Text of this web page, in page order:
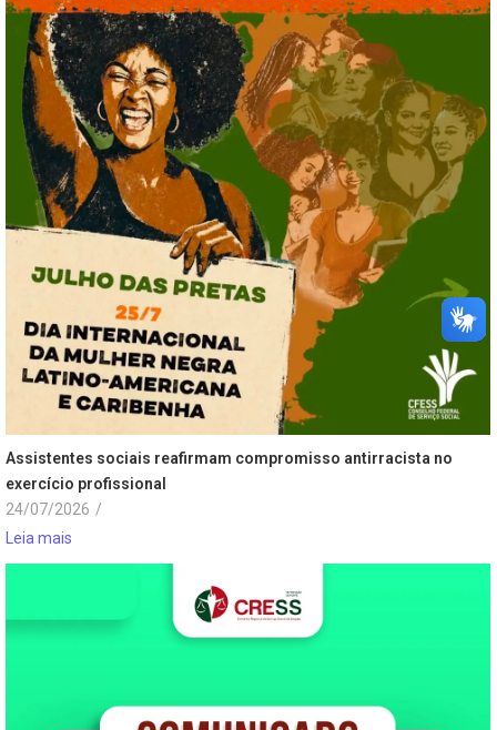
Assistentes sociais reafirmam compromisso antirracista no
exercício profissional
24/07/2026 /
Leia mais